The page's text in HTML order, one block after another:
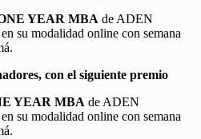
YEAR MBA de ADEN
su modalidad online con semana
con el siguiente premio
YEAR MBA de ADEN
su modalidad online con semana